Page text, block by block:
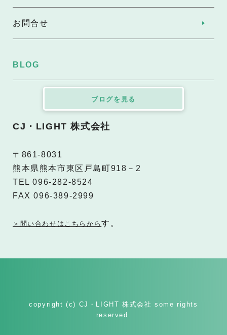
お問合せ
BLOG
ブログを見る
CJ・LIGHT 株式会社
〒861-8031
熊本県熊本市東区戸島町918－2
TEL 096-282-8524
FAX 096-389-2999
＞問い合わせはこちらからす。
copyright (c) CJ・LIGHT 株式会社 some rights
reserved.